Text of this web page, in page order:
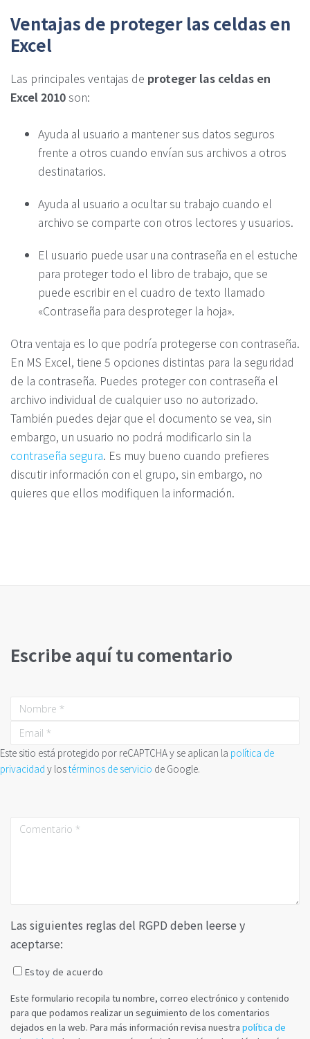
Ventajas de proteger las celdas en
Excel
Las principales ventajas de proteger las celdas en
Excel 2010son:
Ayuda al usuario a mantener sus datos seguros
frente a otros cuando envían sus archivos a otros
destinatarios.
Ayuda al usuario a ocultar su trabajo cuando el
archivo se comparte con otros lectores y usuarios.
El usuario puede usar una contraseña en el estuche
para proteger todo el libro de trabajo, que se
puede escribir en el cuadro de texto llamado
«Contraseña para desproteger la hoja».
Otra ventaja es lo que podría protegerse con contraseña.
En MS Excel, tiene 5 opciones distintas para la seguridad
de la contraseña. Puedes proteger con contraseña el
archivo individual de cualquier uso no autorizado.
También puedes dejar que el documento se vea, sin
embargo, un usuario no podrá modificarlo sin la
contraseña segura. Es muy bueno cuando prefieres
discutir información con el grupo, sin embargo, no
quieres que ellos modifiquen la información.
Escribe aquí tu comentario
Este sitio está protegido por reCAPTCHA y se aplican la política de
privacidad y lostérminos de servicio de Google.
Las siguientes reglas del RGPD deben leerse y
aceptarse:
Estoy de acuerdo
Este formulario recopila tu nombre, correo electrónico y contenido
para que podamos realizar un seguimiento de los comentarios
dejados en la web. Para más información revisa nuestra política de